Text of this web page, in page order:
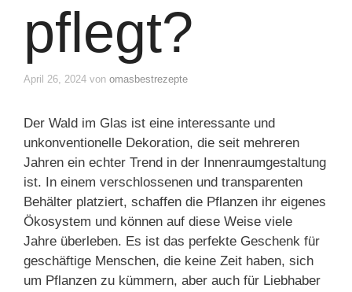
pflegt?
April 26, 2024 von omasbestrezepte
Der Wald im Glas ist eine interessante und
unkonventionelle Dekoration, die seit mehreren
Jahren ein echter Trend in der Innenraumgestaltung
ist. In einem verschlossenen und transparenten
Behälter platziert, schaffen die Pflanzen ihr eigenes
Ökosystem und können auf diese Weise viele
Jahre überleben. Es ist das perfekte Geschenk für
geschäftige Menschen, die keine Zeit haben, sich
um Pflanzen zu kümmern, aber auch für Liebhaber